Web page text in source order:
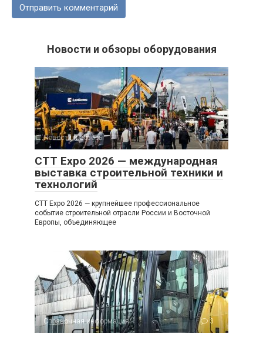
Новости и обзоры оборудования
Новости и обзоры 0
CTT Expo 2026 — международная
выставка строительной техники и
технологий
CTT Expo 2026 — крупнейшее профессиональное
событие строительной отрасли России и Восточной
Европы, объединяющее
Справочная информация 3